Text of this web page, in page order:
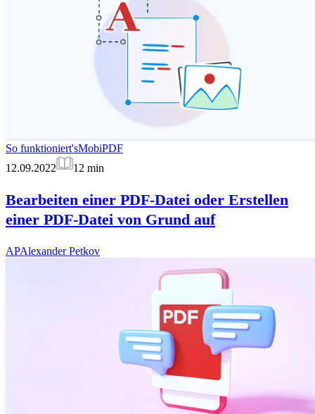
So funktioniert'sMobiPDF
12.09.2022
12 min
Bearbeiten einer PDF-Datei oder Erstellen
einer PDF-Datei von Grund auf
APAlexander Petkov